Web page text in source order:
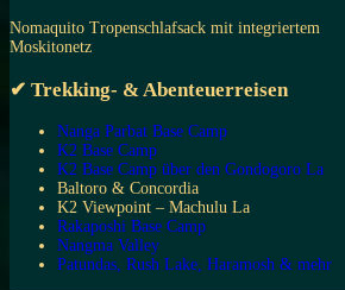
Nomaquito Tropenschlafsack mit integriertem
Moskitonetz
✔ Trekking- & Abenteuerreisen
Nanga Parbat Base Camp
K2 Base Camp
K2 Base Camp über den Gondogoro La
Baltoro & Concordia
K2 Viewpoint – Machulu La
Rakaposhi Base Camp
Nangma Valley
Patundas, Rush Lake, Haramosh & mehr